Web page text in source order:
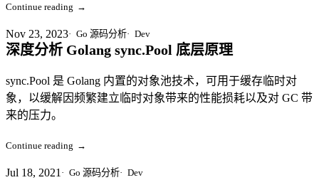
Continue reading →
Nov 23, 2023 Go 源码分析 Dev
深度分析 Golang sync.Pool 底层原理
sync.Pool 是 Golang 内置的对象池技术，可用于缓存临时对
象，以缓解因频繁建立临时对象带来的性能损耗以及对 GC 带
来的压力。
Continue reading →
Jul 18, 2021 Go 源码分析 Dev